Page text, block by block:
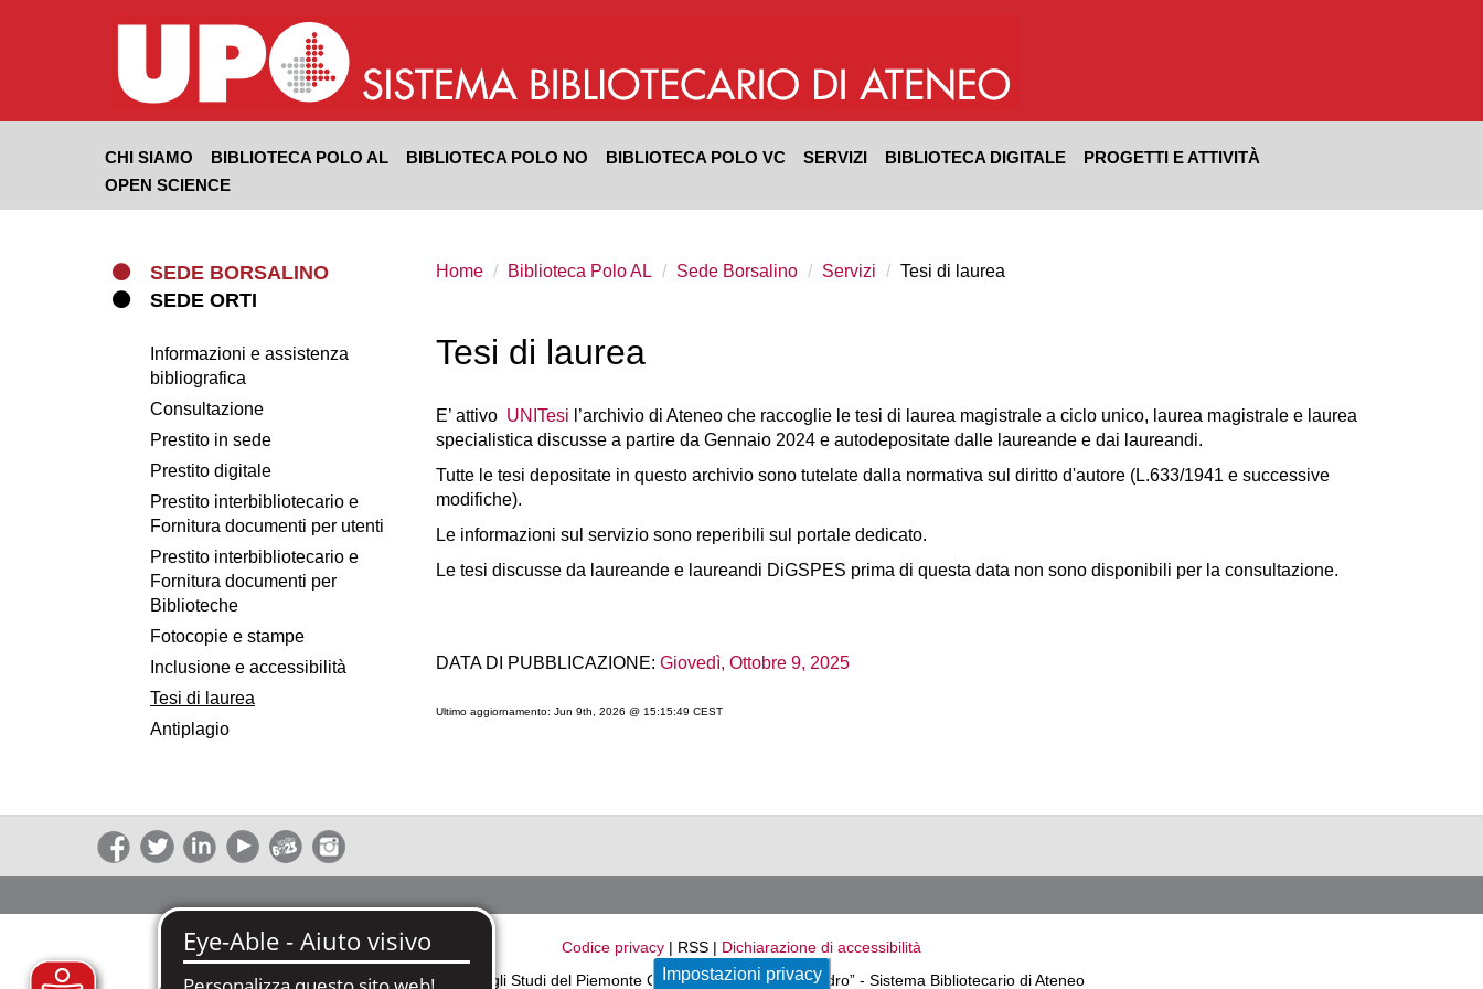
Impostazioni privacy
CHI SIAMO BIBLIOTECA POLO AL BIBLIOTECA POLO NO BIBLIOTECA POLO VC SERVIZI BIBLIOTECA DIGITALE
PROGETTI E ATTIVITÀ
OPEN SCIENCE
SEDE BORSALINO
SEDE ORTI
Informazioni e assistenza
bibliografica
Consultazione
Prestito in sede
Prestito digitale
Prestito interbibliotecario e
Fornitura documenti per utenti
Prestito interbibliotecario e
Fornitura documenti per
Biblioteche
Fotocopie e stampe
Inclusione e accessibilità
Tesi di laurea
Antiplagio
Home Biblioteca Polo AL Sede Borsalino Servizi Tesi di laurea
Tesi di laurea
E’ attivo UNITesi l’archivio di Ateneo che raccoglie le tesi di laurea magistrale a ciclo unico, laurea magistrale e laurea
specialistica discusse a partire da Gennaio 2024 e autodepositate dalle laureande e dai laureandi.
Tutte le tesi depositate in questo archivio sono tutelate dalla normativa sul diritto d'autore (L.633/1941 e successive
modifiche).
Le informazioni sul servizio sono reperibili sul portale dedicato.
Le tesi discusse da laureande e laureandi DiGSPES prima di questa data non sono disponibili per la consultazione.
DATA DI PUBBLICAZIONE: Giovedì, Ottobre 9, 2025
Ultimo aggiornamento: Jun 9th, 2026 @ 15:15:49 CEST
Codice privacy | RSS | Dichiarazione di accessibilità
Università degli Studi del Piemonte Orientale “Amedeo Avogadro” - Sistema Bibliotecario di Ateneo